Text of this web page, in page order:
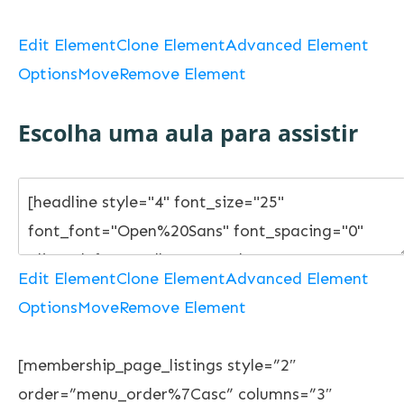
Edit ElementClone ElementAdvanced Element
OptionsMoveRemove Element
Escolha uma aula para assistir
Edit ElementClone ElementAdvanced Element
OptionsMoveRemove Element
[membership_page_listings style=”2″
order=”menu_order%7Casc” columns=”3″